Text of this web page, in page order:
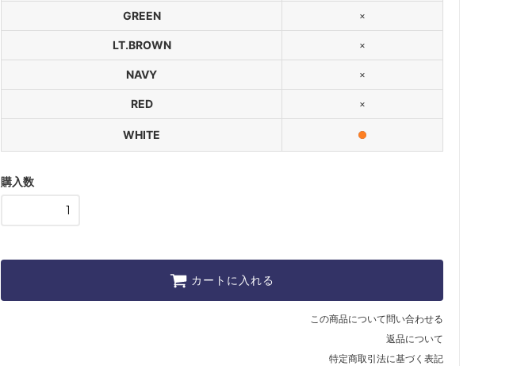
GREEN ×
LT.BROWN ×
NAVY ×
RED ×
WHITE
購入数
カートに入れる
この商品について問い合わせる
返品について
特定商取引法に基づく表記